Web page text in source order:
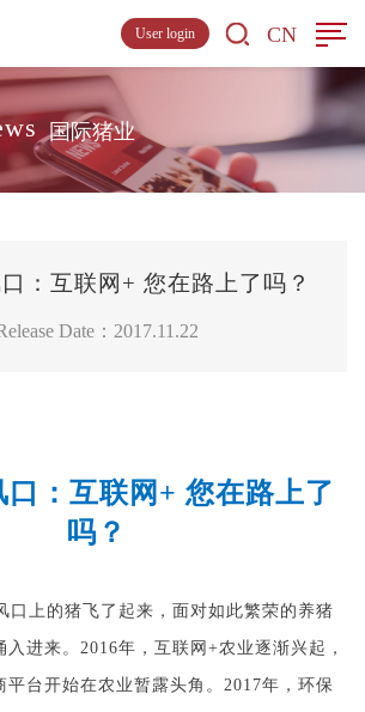
CN
User login
国际猪业
：互联网+ 您在路上了吗？
Date：2017.11.22
：互联网+ 您在路上了
吗？
口上的猪飞了起来，面对如此繁荣的养猪
进来。2016年，互联网+农业逐渐兴起，
平台开始在农业暂露头角。2017年，环保